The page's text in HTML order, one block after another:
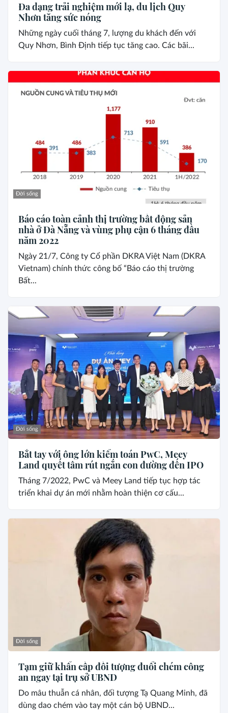
Đa dạng trải nghiệm mới lạ, du lịch Quy
Nhơn tăng sức nóng
Những ngày cuối tháng 7, lượng du khách đến với
Quy Nhơn, Bình Định tiếp tục tăng cao. Các bãi...
Đời sống
Báo cáo toàn cảnh thị trường bất động sản
nhà ở Đà Nẵng và vùng phụ cận 6 tháng đầu
năm 2022
Ngày 21/7, Công ty Cổ phần DKRA Việt Nam (DKRA
Vietnam) chính thức công bố “Báo cáo thị trường
Bất...
Đời sống
Bắt tay với ông lớn kiểm toán PwC, Meey
Land quyết tâm rút ngắn con đường đến IPO
Tháng 7/2022, PwC và Meey Land tiếp tục hợp tác
triển khai dự án mới nhằm hoàn thiện cơ cấu...
Đời sống
Tạm giữ khẩn cấp đối tượng đuổi chém công
an ngay tại trụ sở UBND
Do mâu thuẫn cá nhân, đối tượng Tạ Quang Minh, đã
dùng dao chém vào tay một cán bộ UBND...